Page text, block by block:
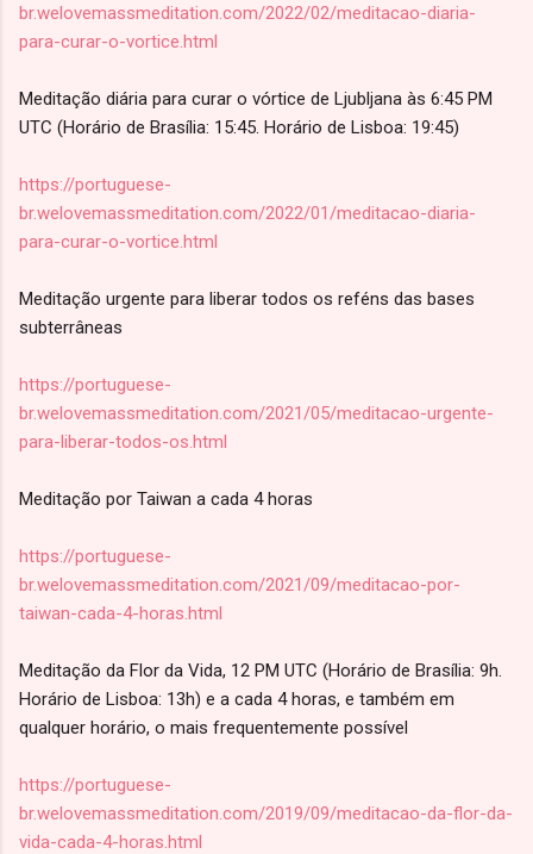
br.welovemassmeditation.com/2022/02/meditacao-diaria-
para-curar-o-vortice.html
Meditação diária para curar o vórtice de Ljubljana às 6:45 PM
UTC (Horário de Brasília: 15:45. Horário de Lisboa: 19:45)
https://portuguese-
br.welovemassmeditation.com/2022/01/meditacao-diaria-
para-curar-o-vortice.html
Meditação urgente para liberar todos os reféns das bases
subterrâneas
https://portuguese-
br.welovemassmeditation.com/2021/05/meditacao-urgente-
para-liberar-todos-os.html
Meditação por Taiwan a cada 4 horas
https://portuguese-
br.welovemassmeditation.com/2021/09/meditacao-por-
taiwan-cada-4-horas.html
Meditação da Flor da Vida, 12 PM UTC (Horário de Brasília: 9h.
Horário de Lisboa: 13h) e a cada 4 horas, e também em
qualquer horário, o mais frequentemente possível
https://portuguese-
br.welovemassmeditation.com/2019/09/meditacao-da-flor-da-
vida-cada-4-horas.html